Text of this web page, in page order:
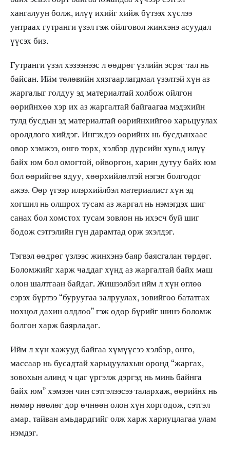
хангалуун болж, илүү ихийг хийж бүтээх хүслээ
унтраах гутранги үзэл гэж ойлговол жинхэнэ асуудал
үүсэх биз.
Гутранги үзэл хэзээнээс л өөдрөг үзлийн эсрэг тал нь
байсан. Ийм төлөвийн хязгаарлагдмал үзэлтэй хүн аз
жаргалыг голдуу эд материалтай холбож ойлгон
өөрийнхөө хэр их аз жаргалтай байгаагаа мэдэхийн
тулд бусдын эд материалтай өөрийнхийгөө харьцуулах
оролдлого хийдэг. Ингэхдээ өөрийнх нь бусдынхаас
овор хэмжээ, өнгө төрх, хэлбэр дүрсийн хувьд илүү
байх юм бол омогтой, ойворгон, харин дутуу байх юм
бол өөрийгөө ядуу, хөөрхийлөлтэй нэгэн болгодог
ажээ. Өөр үгээр илэрхийлбэл материалист хүн эд
хогшил нь олшрох тусам аз жаргал нь нэмэгдэх шиг
санах бол хомстох тусам зовлон нь ихэсч буй шиг
бодож сэтгэлийн гүн дарамтад орж эхэлдэг.
Тэгвэл өөдрөг үзлээс жинхэнэ баяр баясгалан төрдөг.
Боломжийг харж чаддаг хүнд аз жаргалтай байх маш
олон шалтгаан байдаг. Жишээлбэл ийм л хүн өглөө
сэрэх бүртээ “буруугаа залруулах, зөвийгөө бататгах
нөхцөл дахин олдлоо” гэж өдөр бүрийг шинэ боломж
болгон харж баярладаг.
Ийм л хүн хажууд байгаа хүмүүсээ хэлбэр, өнгө,
массаар нь бусадтай харьцуулахын оронд “жаргах,
зовохын алинд ч цаг үргэлж дэргэд нь минь байнга
байх юм” хэмээн чин сэтгэлээсээ талархаж, өөрийнх нь
нөмөр нөөлөг дор өчнөөн олон хүн хоргодож, сэтгэл
амар, тайван амьдардгийг олж харж хариуцлагаа улам
нэмдэг.